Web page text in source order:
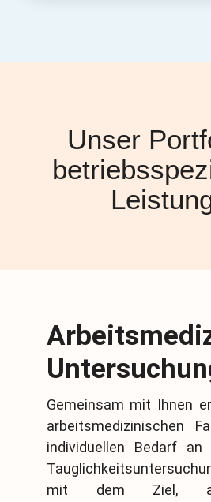
Unser
Gemeinsam mit Ihnen
arbeitsmedizinischen
individuellen Bedarf an
mit dem Ziel,